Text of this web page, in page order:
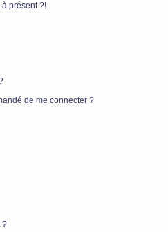
présent ?!
de me connecter ?
?